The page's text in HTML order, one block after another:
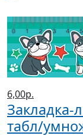
6,00р.
Закладка-
табл/